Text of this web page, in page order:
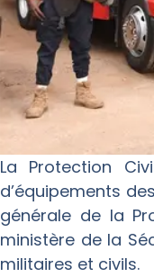
La Protection
d’équipements
générale de la
ministère de la
militaires et civils.